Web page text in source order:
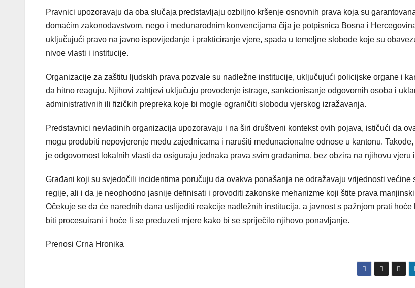
Pravnici upozoravaju da oba slučaja predstavljaju ozbiljno kršenje osnovnih prava koja su
domaćim zakonodavstvom, nego i međunarodnim konvencijama čija je potpisnica Bosna i
uključujući pravo na javno ispovijedanje i prakticiranje vjere, spada u temeljne slobode koje su
nivoe vlasti i institucije.
Organizacije za zaštitu ljudskih prava pozvale su nadležne institucije, uključujući policijske organe i
da hitno reaguju. Njihovi zahtjevi uključuju provođenje istrage, sankcionisanje odgovornih osoba i
administrativnih ili fizičkih prepreka koje bi mogle ograničiti slobodu vjerskog izražavanja.
Predstavnici nevladinih organizacija upozoravaju i na širi društveni kontekst ovih pojava, ističući da
mogu produbiti nepovjerenje među zajednicama i narušiti međunacionalne odnose u kantonu.
je odgovornost lokalnih vlasti da osiguraju jednaka prava svim građanima, bez obzira na njihovu vjeru
Građani koji su svjedočili incidentima poručuju da ovakva ponašanja ne odražavaju vrijednosti većine
regije, ali i da je neophodno jasnije definisati i provoditi zakonske mehanizme koji štite prava
Očekuje se da će narednih dana uslijediti reakcije nadležnih institucija, a javnost s pažnjom prati hoće
biti procesuirani i hoće li se preduzeti mjere kako bi se spriječilo njihovo ponavljanje.
Prenosi Crna Hronika